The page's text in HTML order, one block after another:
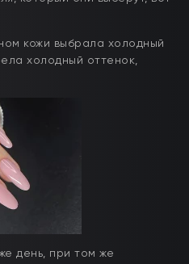
кожи выбрала холодный
холодный оттенок,
день, при том же